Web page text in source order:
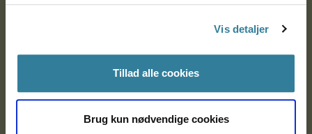
Vis detaljer
Tillad alle cookies
Brug kun nødvendige cookies
Nytorv 7, 2. sal
Ankestyrelsen Aalborg
Ankestyrelsen København